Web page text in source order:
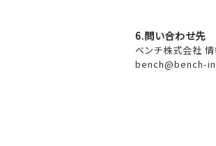
6.問い合わせ先
ベンチ株式会社 情
bench@bench-